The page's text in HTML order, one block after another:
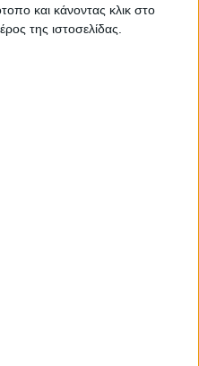
και κάνοντας κλικ στο
της ιστοσελίδας.
στην περιοχή της
της Θεσσαλίας